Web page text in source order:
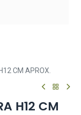
CM APROX.
H12 CM